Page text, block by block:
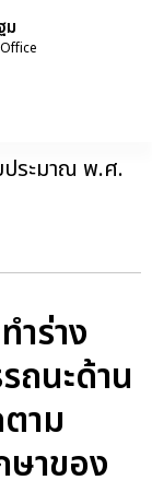
ม
ประมาณ พ.ศ.
ำร่าง
นะด้าน
าม
ษาของ